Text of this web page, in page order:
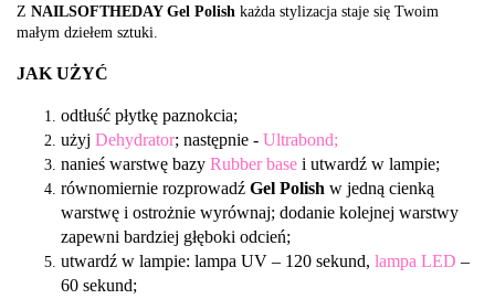
Z NAILSOFTHEDAY Gel Polish każda stylizacja staje się Twoim
małym dziełem sztuki.
JAK UŻYĆ
odtłuść płytkę paznokcia;
użyj Dehydrator; następnie - Ultrabond;
nanieś warstwę bazy Rubber base i utwardź w lampie;
równomiernie rozprowadź Gel Polish w jedną cienką
warstwę i ostrożnie wyrównaj; dodanie kolejnej warstwy
zapewni bardziej głęboki odcień;
utwardź w lampie: lampa UV – 120 sekund, lampa LED –
60 sekund;